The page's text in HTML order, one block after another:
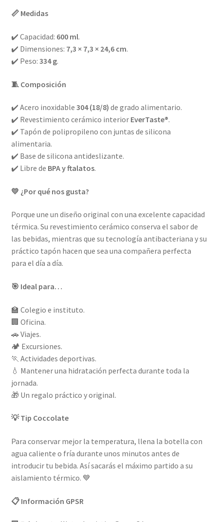
📏 Medidas
✔️ Capacidad: 600 ml.
✔️ Dimensiones: 7,3 × 7,3 × 24,6 cm.
✔️ Peso: 334 g.
🧵 Composición
✔️ Acero inoxidable 304 (18/8) de grado alimentario.
✔️ Revestimiento cerámico interior EverTaste®.
✔️ Tapón de polipropileno con juntas de silicona
alimentaria.
✔️ Base de silicona antideslizante.
✔️ Libre de BPA y ftalatos.
💛 ¿Por qué nos gusta?
Porque une un diseño original con una excelente capacidad
térmica. Su revestimiento cerámico conserva el sabor de
las bebidas, mientras que su tecnología antibacteriana y su
práctico tapón hacen que sea una compañera perfecta
para el día a día.
🎯 Ideal para…
🏫 Colegio e instituto.
🏢 Oficina.
🚗 Viajes.
🏕️ Excursiones.
🏃 Actividades deportivas.
💧 Mantener una hidratación perfecta durante toda la
jornada.
🎁 Un regalo práctico y original.
💡 Tip Coccolate
Para conservar mejor la temperatura, llena la botella con
agua caliente o fría durante unos minutos antes de
introducir tu bebida. Así sacarás el máximo partido a su
aislamiento térmico. 💙
📋 Información GPSR